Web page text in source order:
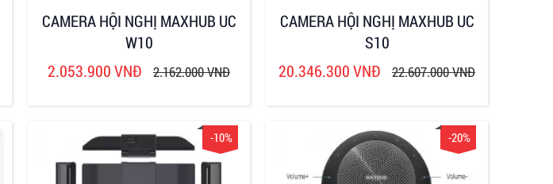
CAMERA HỘI NGHỊ MAXHUB UC
W10
2.053.900 VNĐ
2.162.000 VNĐ
CAMERA HỘI NGHỊ MAXHUB UC
S10
20.346.300 VNĐ
22.607.000 VNĐ
-10% -20%